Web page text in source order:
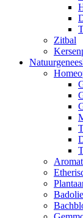
Zitbal
Badolie